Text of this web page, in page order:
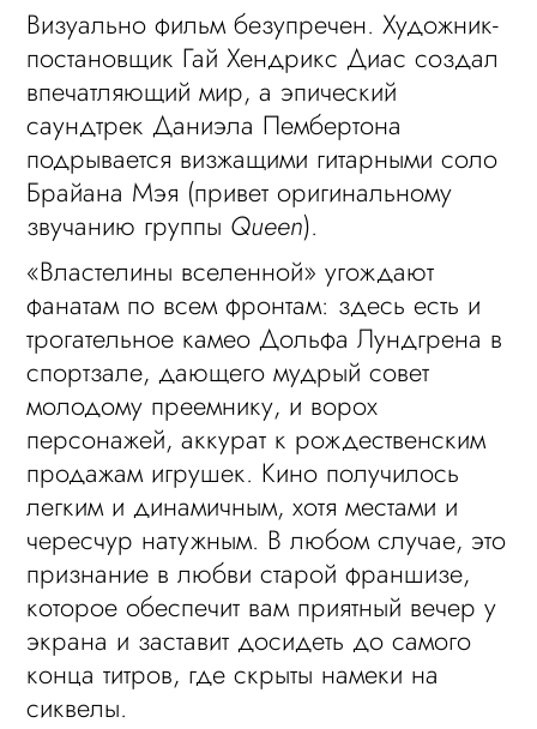
Визуально фильм безупречен. Художник-
постановщик Гай Хендрикс Диас создал
впечатляющий мир, а эпический
саундтрек Даниэла Пембертона
подрывается визжащими гитарными соло
Брайана Мэя (привет оригинальному
звучанию группы Queen).
«Властелины вселенной» угождают
фанатам по всем фронтам: здесь есть и
трогательное камео Дольфа Лундгрена в
спортзале, дающего мудрый совет
молодому преемнику, и ворох
персонажей, аккурат к рождественским
продажам игрушек. Кино получилось
легким и динамичным, хотя местами и
чересчур натужным. В любом случае, это
признание в любви старой франшизе,
которое обеспечит вам приятный вечер у
экрана и заставит досидеть до самого
конца титров, где скрыты намеки на
сиквелы.